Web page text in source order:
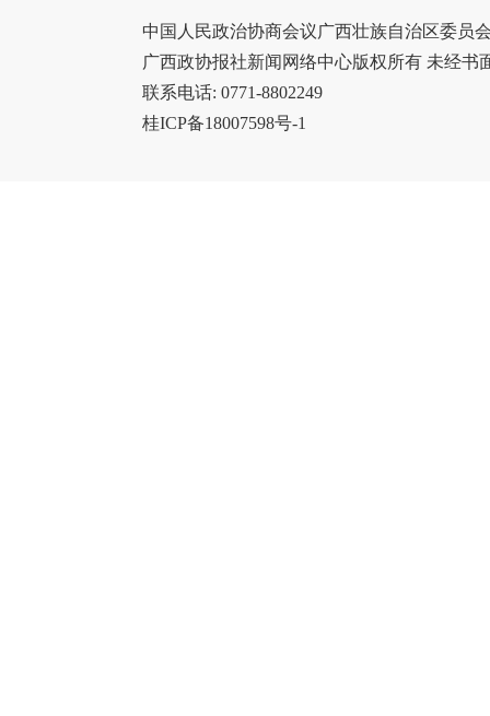
中国人民政治协商会议广西壮族自治区委员
广西政协报社新闻网络中心版权所有 未经书
联系电话: 0771-8802249
桂ICP备18007598号-1